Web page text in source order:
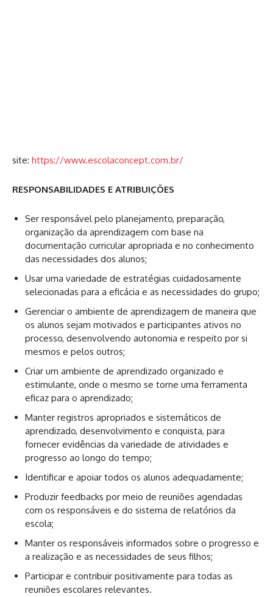
​site: https://www.escolaconcept.com.br/
RESPONSABILIDADES E ATRIBUIÇÕES
Ser responsável pelo planejamento, preparação,
organização da aprendizagem com base na
documentação curricular apropriada e no conhecimento
das necessidades dos alunos;
Usar uma variedade de estratégias cuidadosamente
selecionadas para a eficácia e as necessidades do grupo;
Gerenciar o ambiente de aprendizagem de maneira que
os alunos sejam motivados e participantes ativos no
processo, desenvolvendo autonomia e respeito por si
mesmos e pelos outros;
Criar um ambiente de aprendizado organizado e
estimulante, onde o mesmo se torne uma ferramenta
eficaz para o aprendizado;
Manter registros apropriados e sistemáticos de
aprendizado, desenvolvimento e conquista, para
fornecer evidências da variedade de atividades e
progresso ao longo do tempo;
Identificar e apoiar todos os alunos adequadamente;
Produzir feedbacks por meio de reuniões agendadas
com os responsáveis e do sistema de relatórios da
escola;
Manter os responsáveis informados sobre o progresso e
a realização e as necessidades de seus filhos;
Participar e contribuir positivamente para todas as
reuniões escolares relevantes.